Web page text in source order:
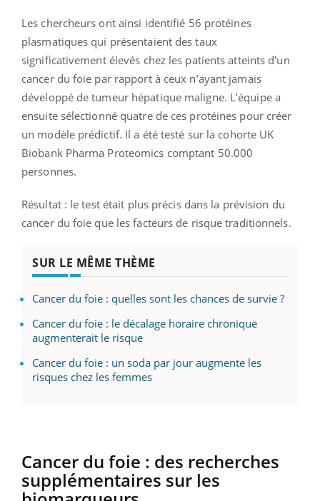
Les chercheurs ont ainsi identifié 56 protéines
plasmatiques qui présentaient des taux
significativement élevés chez les patients atteints d'un
cancer du foie par rapport à ceux n’ayant jamais
développé de tumeur hépatique maligne. L’équipe a
ensuite sélectionné quatre de ces protéines pour créer
un modèle prédictif. Il a été testé sur la cohorte UK
Biobank Pharma Proteomics comptant 50.000
personnes.
Résultat : le test était plus précis dans la prévision du
cancer du foie que les facteurs de risque traditionnels.
SUR LE MÊME THÈME
Cancer du foie : quelles sont les chances de survie ?
Cancer du foie : le décalage horaire chronique
augmenterait le risque
Cancer du foie : un soda par jour augmente les
risques chez les femmes
Cancer du foie : des recherches
supplémentaires sur les